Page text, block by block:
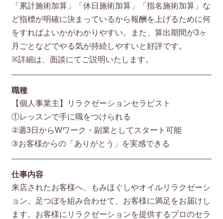
「累計施術加算」「休日施術加算」「指名施術加算」な
ど指標が明確に決まっているから報酬を上げるために何
をすればよいかがわかりやすい。また、算出期間が3ヶ
月ごとなどでやる気が持続しやすいと好評です。
※詳細は、面談にてご説明いたします。
職種
【個人事業主】リラクゼーションセラピスト
①レッスンで手に職をつけられる
②週3日からWワーク・副業としてスタート可能
③お客様からの「ありがとう」を実感できる
仕事内容
来店されたお客様へ、もみほぐしやオイルリラクゼーシ
ョン、足つぼを組み合わせて、お客様に満足をお届けし
ます。お客様にリラクゼーションを提供するプロのセラ